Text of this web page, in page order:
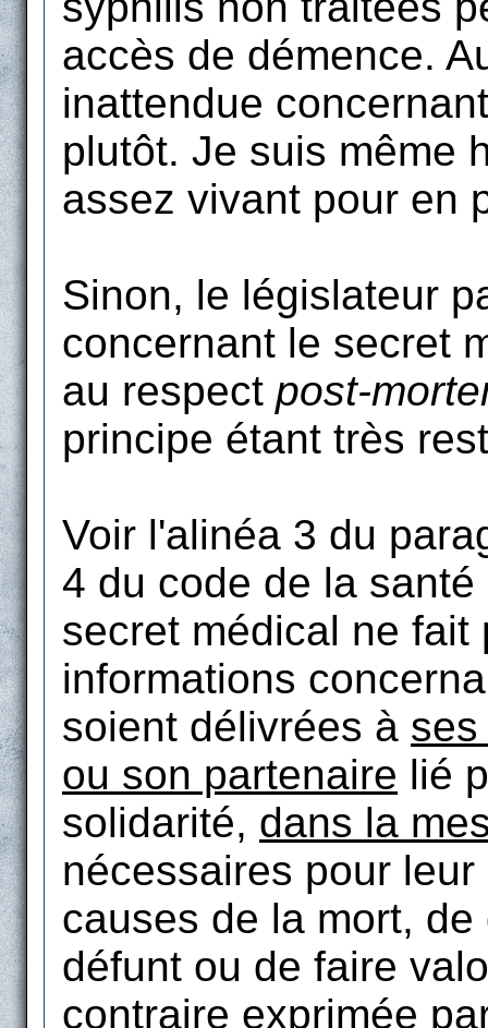
accès de démence.
inattendue
plutôt. Je suis même
assez vivant pour en
Sinon, le législateur
concernant le secret
au respect post-
principe étant très
Voir l'alinéa 3 du
4 du code de la
secret médical ne
informations
soient délivrées à
ou son partenaire lié
solidarité, dans la
nécessaires pour
causes de la mort,
défunt ou de faire
contraire exprimée